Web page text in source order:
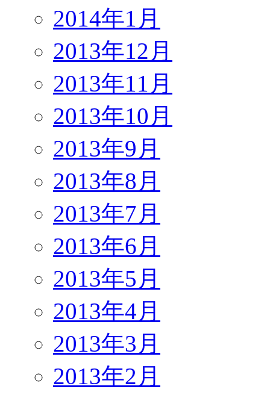
2014年1月
2013年12月
2013年11月
2013年10月
2013年9月
2013年8月
2013年7月
2013年6月
2013年5月
2013年4月
2013年3月
2013年2月